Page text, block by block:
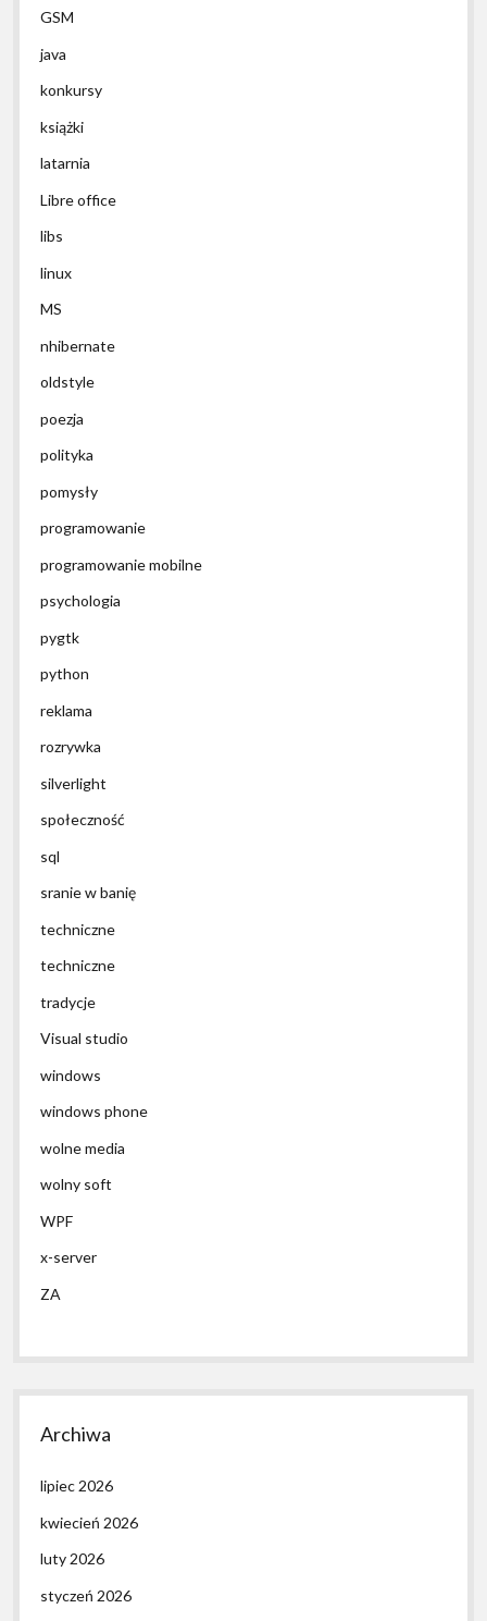
GSM
java
konkursy
książki
latarnia
Libre office
libs
linux
MS
nhibernate
oldstyle
poezja
polityka
pomysły
programowanie
programowanie mobilne
psychologia
pygtk
python
reklama
rozrywka
silverlight
społeczność
sql
sranie w banię
techniczne
techniczne
tradycje
Visual studio
windows
windows phone
wolne media
wolny soft
WPF
x-server
ZA
Archiwa
lipiec 2026
kwiecień 2026
luty 2026
styczeń 2026